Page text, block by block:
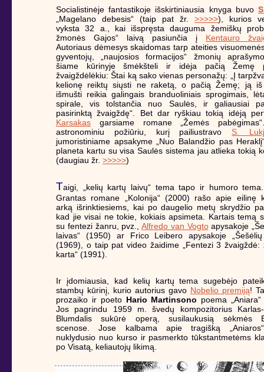
Socialistinėje fantastikoje išskirtiniausia knyga buvo
„Magelano debesis“ (taip pat žr. >>>>>), kurios
vyksta 32 a., kai išspręsta dauguma žemiškų
žmonės Gajos“ laivą pasiunčia į Kentauro
Autoriaus dėmesys skaidomas tarp ateities
gyventojų, „naujosios formacijos“ žmonių
šiame kūrinyje šmėkšteli ir idėja pačią Žemę
žvaigždėlėkiu: Štai ką sako vienas personažų: „Į
kelionę reiktų siųsti ne raketą, o pačią Žemę; ją iš
išmušti reikia galingais branduoliniais sprogimais,
spirale, vis tolstančia nuo Saulės, ir galiausiai
pasirinktą žvaigždę“. Bet dar ryškiau tokią idėją
Karsakas garsiame romane „Žemės
astronominiu požiūriu, kurį pailiustravo S.
jumoristiniame apsakyme „Nuo Balandžio pas
planeta kartu su visa Saulės sistema jau atlieka tokią
(daugiau žr. >>>>>)
Taigi, „kelių kartų laivų“ tema tapo ir humoro
Grantas romane „Kolonija“ (2000) rašo apie eilinę
arką išrinktiesiems, kai po daugelio metų skrydžio
kad jie visai ne tokie, kokiais apsimeta. Kartais temą
su fentezi žanru, pvz., Alfredo van Vogtoapysakoje
laivas“ (1950) ar Frico Leibero apysakoje „Šešėlių
(1969), o taip pat video žaidime „Fentezi 3 žvaigždė:
karta“ (1991).
Ir įdomiausia, kad kelių kartų tema sugebėjo
stambų kūrinį, kurio autorius gavo Nobelio premiją!
prozaiko ir poeto Hario Martinsono poema
Jos pagrindu 1959 m. švedų kompozitorius Karlas-
Blumdalis sukūrė operą, susilaukusią sėkmės
scenose. Jose kalbama apie tragišką
nuklydusio nuo kurso ir pasmerkto tūkstantmetėms
po Visatą, keliautojų likimą.